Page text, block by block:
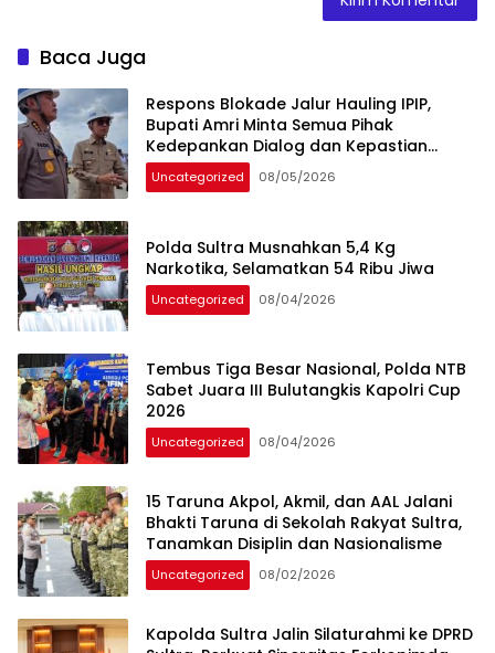
Baca Juga
Respons Blokade Jalur Hauling IPIP,
Bupati Amri Minta Semua Pihak
Kedepankan Dialog dan Kepastian
Hukum
Uncategorized 08/05/2026
Polda Sultra Musnahkan 5,4 Kg
Narkotika, Selamatkan 54 Ribu Jiwa
Uncategorized 08/04/2026
Tembus Tiga Besar Nasional, Polda NTB
Sabet Juara III Bulutangkis Kapolri Cup
2026
Uncategorized 08/04/2026
15 Taruna Akpol, Akmil, dan AAL Jalani
Bhakti Taruna di Sekolah Rakyat Sultra,
Tanamkan Disiplin dan Nasionalisme
Uncategorized 08/02/2026
Kapolda Sultra Jalin Silaturahmi ke DPRD